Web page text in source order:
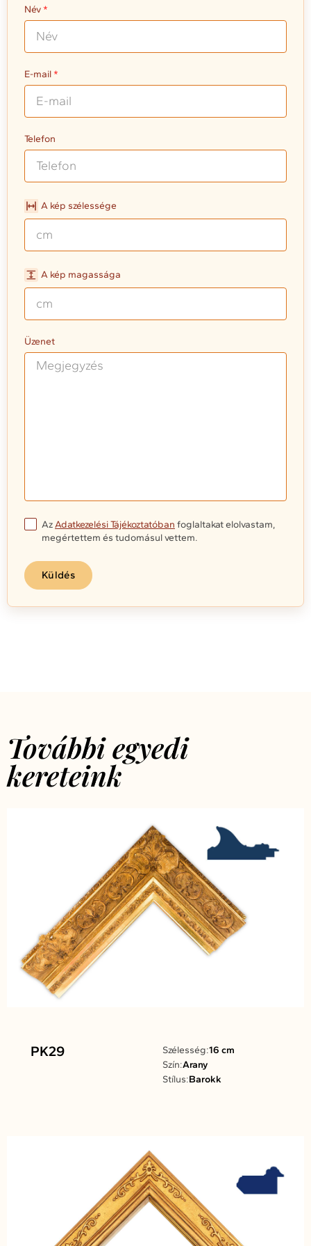
Név
E-mail
Telefon
A kép szélessége
A kép magassága
Üzenet
AzAdatkezelési Tájékoztatóban foglaltakat elolvastam,
megértettem és tudomásul vettem.
Küldés
További egyedi
kereteink
PK29 Szélesség:16 cm
Szín:Arany
Stílus:Barokk